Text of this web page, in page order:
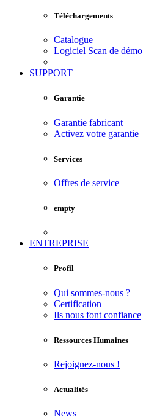
Téléchargements
Catalogue
Logiciel Scan de démo
SUPPORT
Garantie
Garantie fabricant
Activez votre garantie
Services
Offres de service
empty
ENTREPRISE
Profil
Qui sommes-nous ?
Certification
Ils nous font confiance
Ressources Humaines
Rejoignez-nous !
Actualités
News